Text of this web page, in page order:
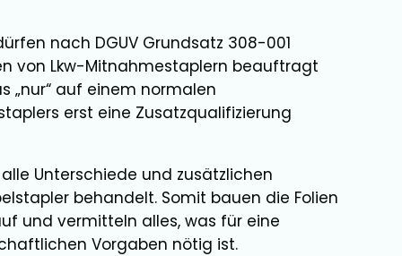
nach DGUV Grundsatz 308-001
von Lkw-Mitnahmestaplern beauftragt
„nur“ auf einem normalen
erst eine Zusatzqualifizierung
Unterschiede und zusätzlichen
behandelt. Somit bauen die Folien
und vermitteln alles, was für eine
Vorgaben nötig ist.